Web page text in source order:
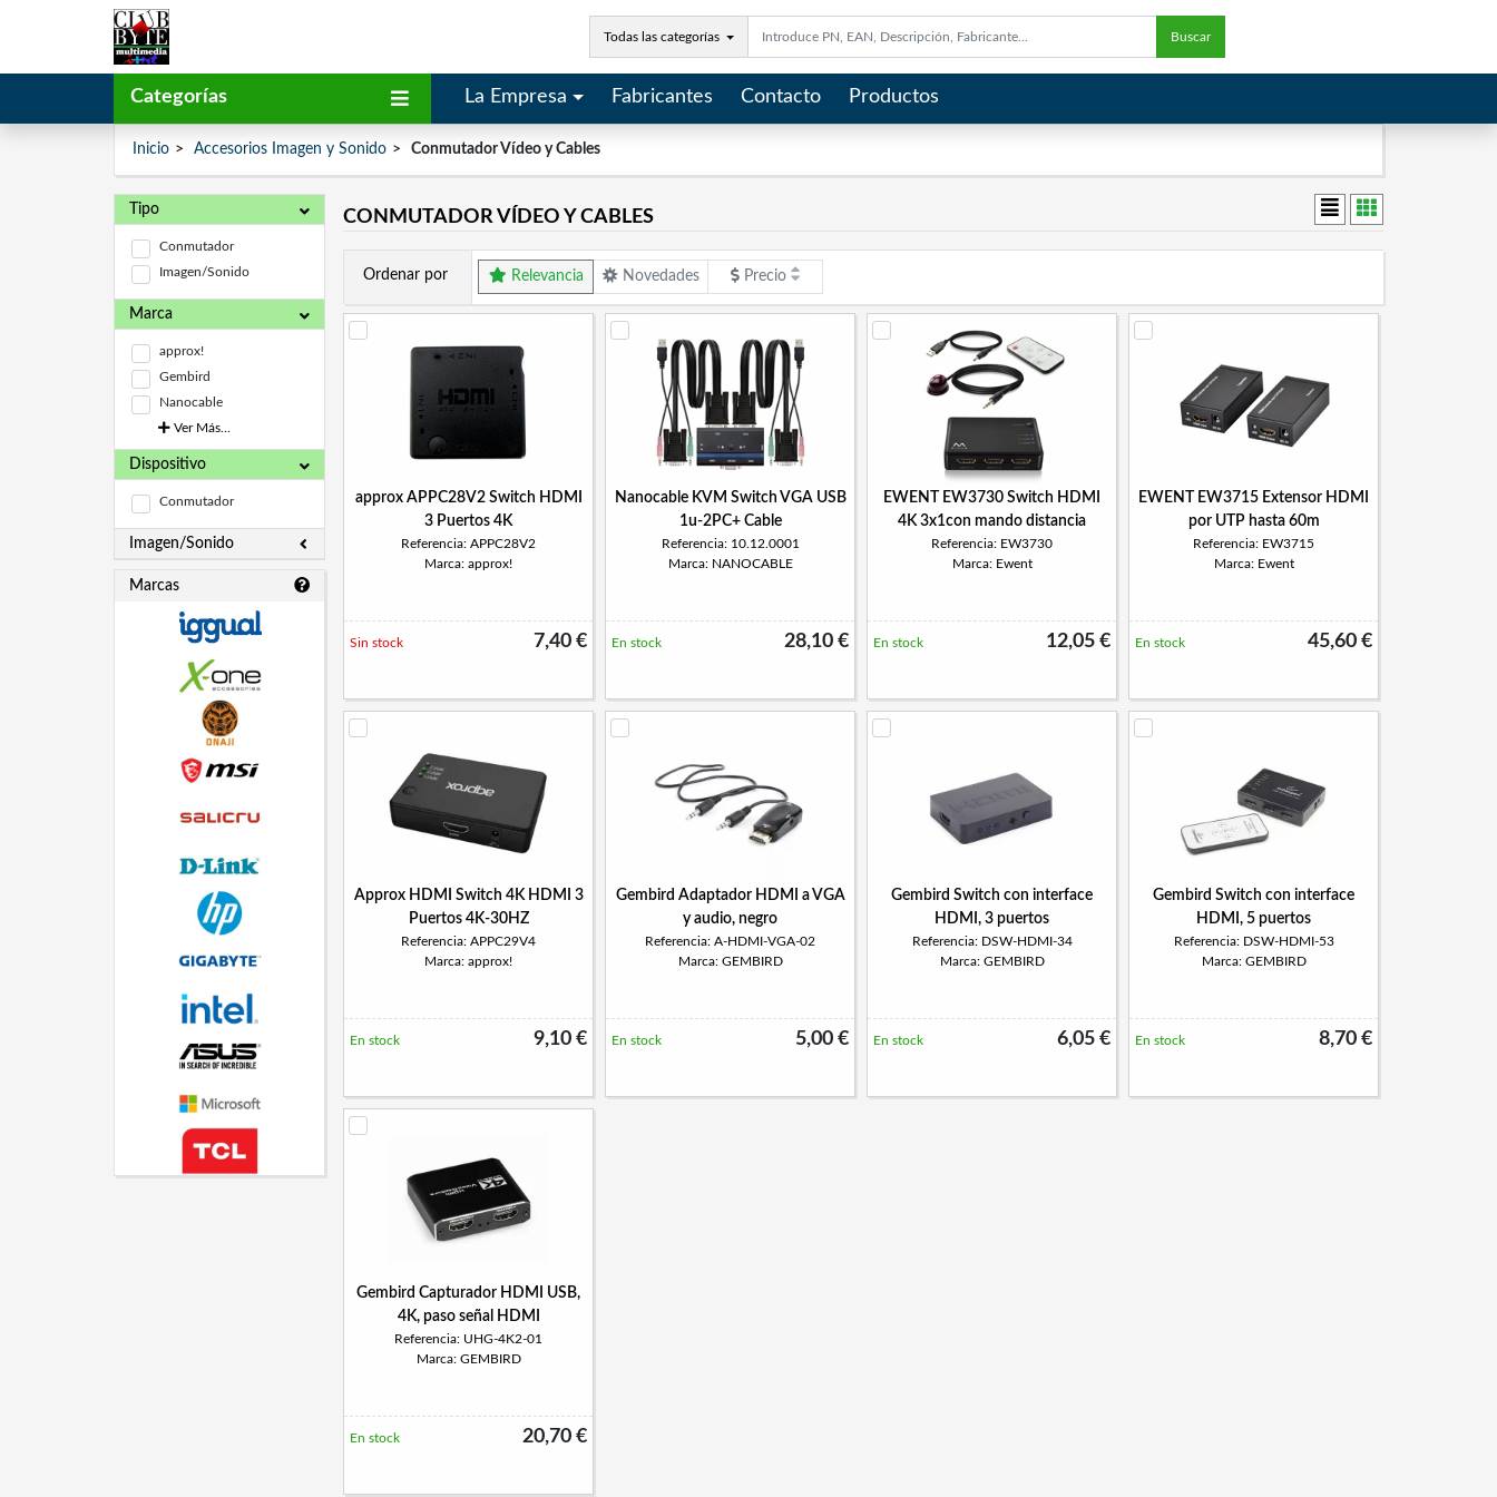
Todas las categorías Buscar
Categorías La Empresa Fabricantes Contacto Productos
Inicio Accesorios Imagen y Sonido Conmutador Vídeo y Cables
Tipo
Conmutador
Imagen/Sonido
Marca
approx!
Gembird
Nanocable
Ver Más...
Dispositivo
Conmutador
Imagen/Sonido
Marcas
CONMUTADOR VÍDEO Y CABLES
Ordenar por Relevancia Novedades Precio
approx APPC28V2 Switch HDMI
3 Puertos 4K
Referencia: APPC28V2
Marca: approx!
7,40 €
Sin stock
Nanocable KVM Switch VGA USB
1u-2PC+ Cable
Referencia: 10.12.0001
Marca: NANOCABLE
28,10 €
En stock
EWENT EW3730 Switch HDMI
4K 3x1con mando distancia
Referencia: EW3730
Marca: Ewent
12,05 €
En stock
EWENT EW3715 Extensor HDMI
por UTP hasta 60m
Referencia: EW3715
Marca: Ewent
45,60 €
En stock
Approx HDMI Switch 4K HDMI 3
Puertos 4K-30HZ
Referencia: APPC29V4
Marca: approx!
9,10 €
En stock
Gembird Adaptador HDMI a VGA
y audio, negro
Referencia: A-HDMI-VGA-02
Marca: GEMBIRD
5,00 €
En stock
Gembird Switch con interface
HDMI, 3 puertos
Referencia: DSW-HDMI-34
Marca: GEMBIRD
6,05 €
En stock
Gembird Switch con interface
HDMI, 5 puertos
Referencia: DSW-HDMI-53
Marca: GEMBIRD
8,70 €
En stock
Gembird Capturador HDMI USB,
4K, paso señal HDMI
Referencia: UHG-4K2-01
Marca: GEMBIRD
20,70 €
En stock